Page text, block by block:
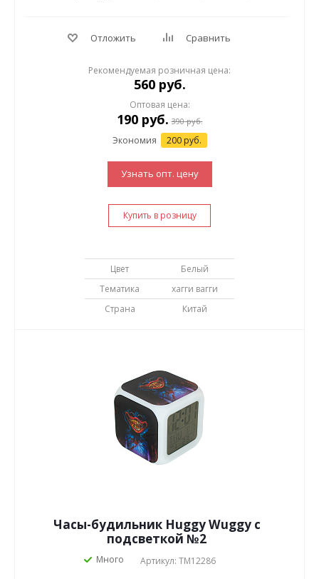
Отложить Сравнить
Рекомендуемая розничная цена:
560 руб.
Оптовая цена:
190руб. 390руб.
Экономия 200 руб.
Узнать опт. цену
Купить в розницу
Цвет
Белый
Тематика
хагги вагги
Страна
Китай
Часы-будильник Huggy Wuggy с
подсветкой №2
Много Артикул: TM12286